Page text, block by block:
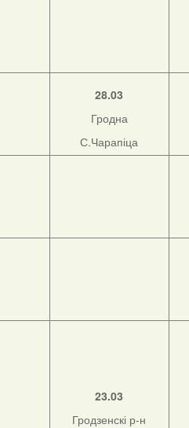
28.03
Гродна
С.Чарапіца
23.03
Гродзенскі р-н